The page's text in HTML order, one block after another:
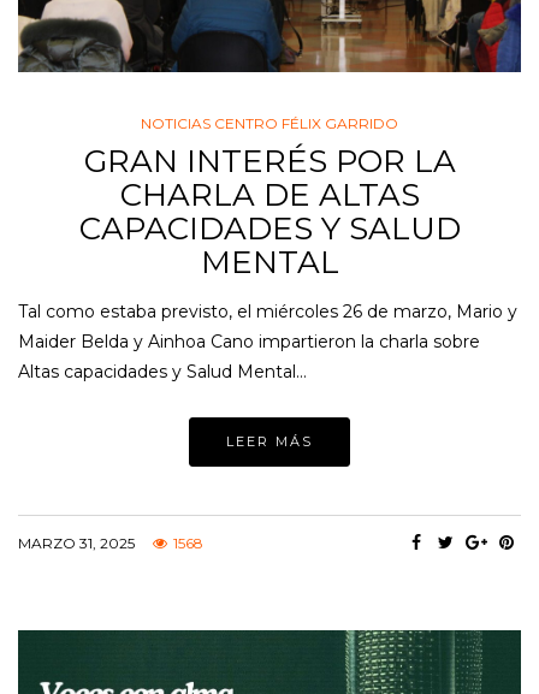
NOTICIAS CENTRO FÉLIX GARRIDO
GRAN INTERÉS POR LA
CHARLA DE ALTAS
CAPACIDADES Y SALUD
MENTAL
Tal como estaba previsto, el miércoles 26 de marzo, Mario y
Maider Belda y Ainhoa Cano impartieron la charla sobre
Altas capacidades y Salud Mental…
LEER MÁS
MARZO 31, 2025 1568